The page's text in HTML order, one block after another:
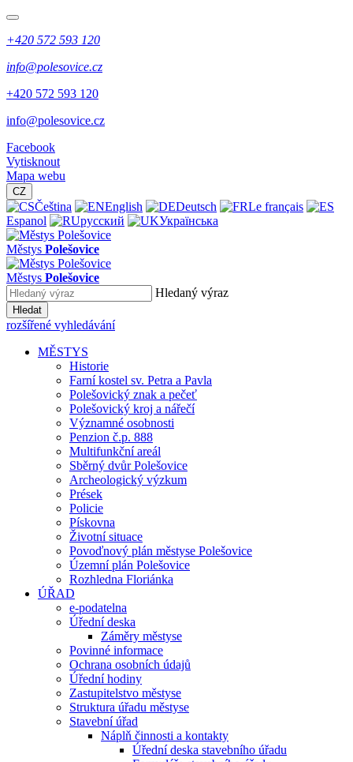
+420 572 593 120
info@polesovice.cz
+420 572 593 120
info@polesovice.cz
Facebook
Vytisknout
Mapa webu
CZ
Čeština English Deutsch
Le français
Espanol
русский Українська
Městys Polešovice
Městys Polešovice
Hledaný výraz
Hledat
rozšířené vyhledávání
MĚSTYS
Historie
Farní kostel sv. Petra a Pavla
Polešovický znak a pečeť
Polešovický kroj a nářečí
Významné osobnosti
Penzion č.p. 888
Multifunkční areál
Sběrný dvůr Polešovice
Archeologický výzkum
Prések
Policie
Pískovna
Životní situace
Povoďnový plán městyse Polešovice
Územní plán Polešovice
Rozhledna Floriánka
ÚŘAD
e-podatelna
Úřední deska
Záměry městyse
Povinné informace
Ochrana osobních údajů
Úřední hodiny
Zastupitelstvo městyse
Struktura úřadu městyse
Stavební úřad
Náplň činnosti a kontakty
Úřední deska stavebního úřadu